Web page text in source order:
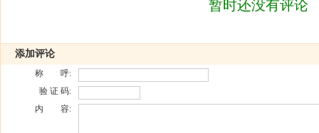
暂时还没有评论
添加评论
称 呼:
验 证 码:
内 容: